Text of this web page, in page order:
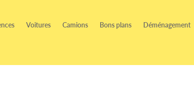
Voitures Camions Bons plans Déménagement